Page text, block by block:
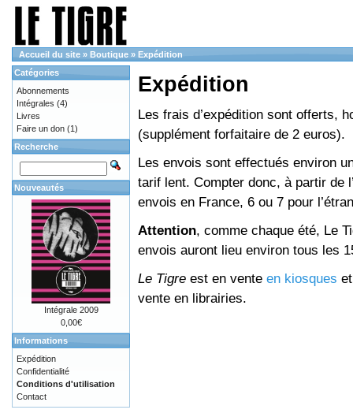
Accueil du site » Boutique » Expédition
Expédition
Les frais d’expédition sont offerts,
(supplément forfaitaire de 2 euros).
Les envois sont effectués environ
tarif lent. Compter donc, à partir de
envois en France, 6 ou 7 pour
Attention, comme chaque été, Le
envois auront lieu environ tous les
Le Tigre est en vente en kiosques
vente en librairies.
Catégories
Abonnements
Intégrales (4)
Livres
Faire un don (1)
Recherche
Nouveautés
Intégrale 2009
0,00€
Informations
Expédition
Confidentialité
Conditions d'utilisation
Contact